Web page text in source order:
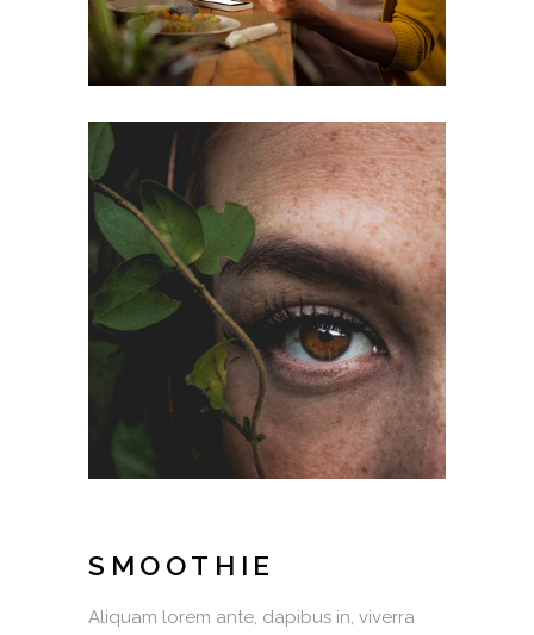
SMOOTHIE
Aliquam lorem ante, dapibus in, viverra